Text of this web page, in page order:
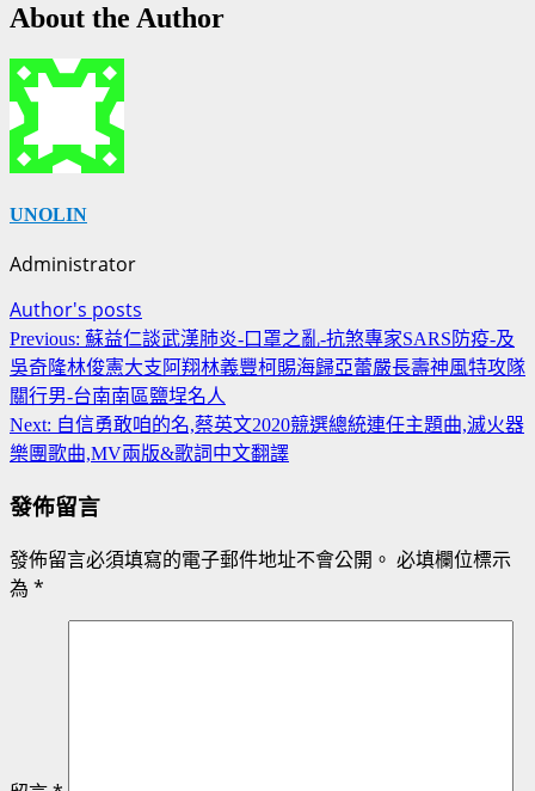
About the Author
UNOLIN
Administrator
Author's posts
Continue
Reading
Previous: 蘇益仁談武漢肺炎-口罩之亂-抗煞專家SARS防疫-及
吳奇隆林俊憲大支阿翔林義豐柯賜海歸亞蕾嚴長壽神風特攻隊
關行男-台南南區鹽埕名人
Next: 自信勇敢咱的名,蔡英文2020競選總統連任主題曲,滅火器
樂團歌曲,MV兩版&歌詞中文翻譯
發佈留言
發佈留言必須填寫的電子郵件地址不會公開。 必填欄位標示
為 *